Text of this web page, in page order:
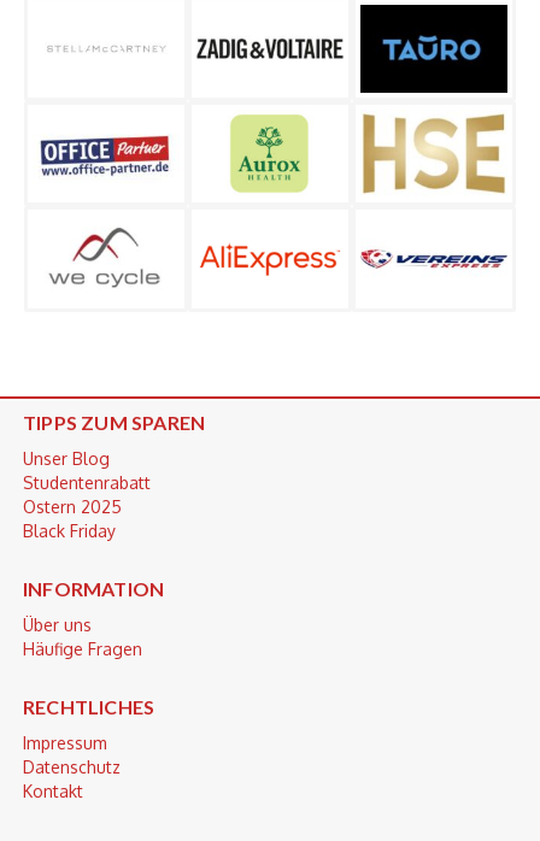
TIPPS ZUM SPAREN
Unser Blog
Studentenrabatt
Ostern 2025
Black Friday
INFORMATION
Über uns
Häufige Fragen
RECHTLICHES
Impressum
Datenschutz
Kontakt